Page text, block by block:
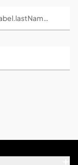
form.label.lastName *